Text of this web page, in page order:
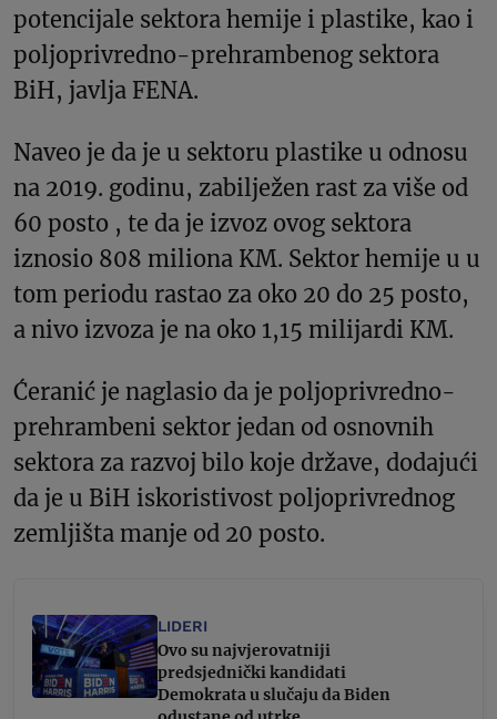
potencijale sektora hemije i plastike, kao i
poljoprivredno-prehrambenog sektora
BiH, javlja FENA.
Naveo je da je u sektoru plastike u odnosu
na 2019. godinu, zabilježen rast za više od
60 posto , te da je izvoz ovog sektora
iznosio 808 miliona KM. Sektor hemije u u
tom periodu rastao za oko 20 do 25 posto,
a nivo izvoza je na oko 1,15 milijardi KM.
Ćeranić je naglasio da je poljoprivredno-
prehrambeni sektor jedan od osnovnih
sektora za razvoj bilo koje države, dodajući
da je u BiH iskoristivost poljoprivrednog
zemljišta manje od 20 posto.
LIDERI
Ovo su najvjerovatniji
predsjednički kandidati
Demokrata u slučaju da Biden